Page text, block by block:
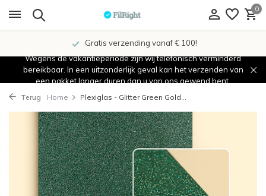
0
Gratis verzending vanaf € 100!
Wegens de vakantieperiode zijn wij telefonisch verminderd
bereikbaar. In een uitzonderlijk geval kan het verzenden van
een pakket langer duren dan u van ons gewend bent.
Terug Home Plexiglas - Glitter Green Gold...